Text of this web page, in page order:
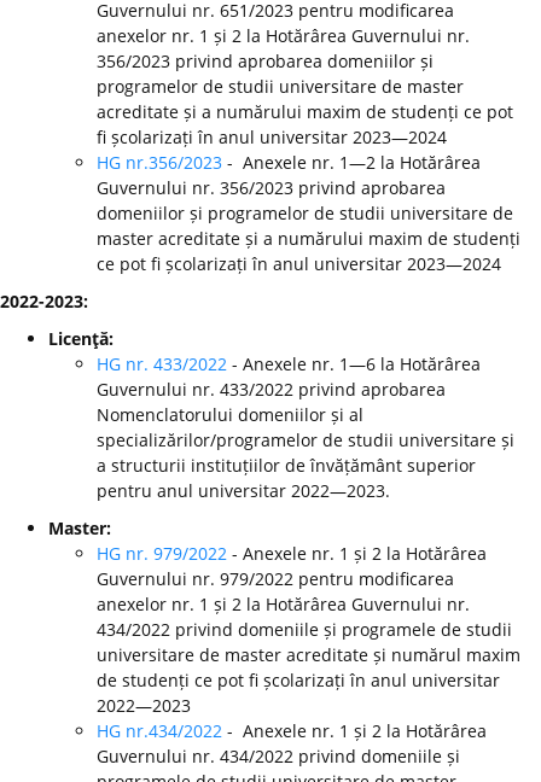
Guvernului nr. 651/2023 pentru modificarea
anexelor nr. 1 și 2 la Hotărârea Guvernului nr.
356/2023 privind aprobarea domeniilor și
programelor de studii universitare de master
acreditate și a numărului maxim de studenți ce pot
fi școlarizați în anul universitar 2023—2024
HG nr.356/2023 - Anexele nr. 1—2 la Hotărârea
Guvernului nr. 356/2023 privind aprobarea
domeniilor și programelor de studii universitare de
master acreditate și a numărului maxim de studenți
ce pot fi școlarizați în anul universitar 2023—2024
2022-2023:
Licenţă:
HG nr. 433/2022 - Anexele nr. 1—6 la Hotărârea
Guvernului nr. 433/2022 privind aprobarea
Nomenclatorului domeniilor și al
specializărilor/programelor de studii universitare și
a structurii instituțiilor de învățământ superior
pentru anul universitar 2022—2023.
Master:
HG nr. 979/2022 - Anexele nr. 1 și 2 la Hotărârea
Guvernului nr. 979/2022 pentru modificarea
anexelor nr. 1 și 2 la Hotărârea Guvernului nr.
434/2022 privind domeniile și programele de studii
universitare de master acreditate și numărul maxim
de studenți ce pot fi școlarizați în anul universitar
2022—2023
HG nr.434/2022 - Anexele nr. 1 și 2 la Hotărârea
Guvernului nr. 434/2022 privind domeniile și